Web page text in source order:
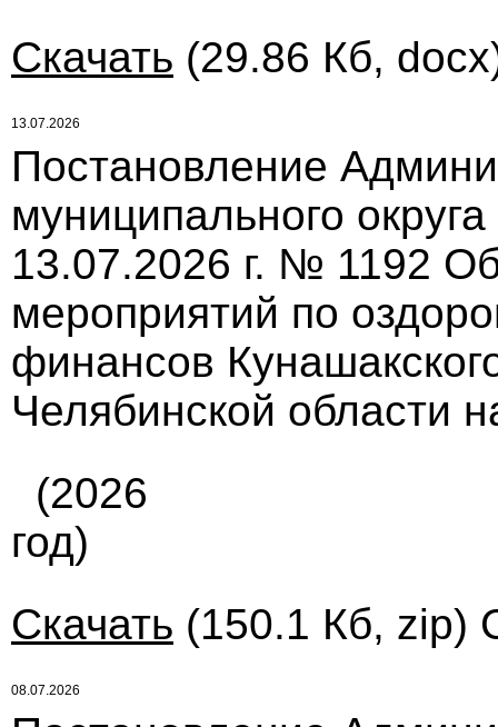
Скачать (29.86 Кб,
13.07.2026
Постановление
муниципального
13.07.2026 г. № 1192
мероприятий по
финансов
Челябинской области
(2026
год)
Скачать (150.1 Кб, zip)
08.07.2026